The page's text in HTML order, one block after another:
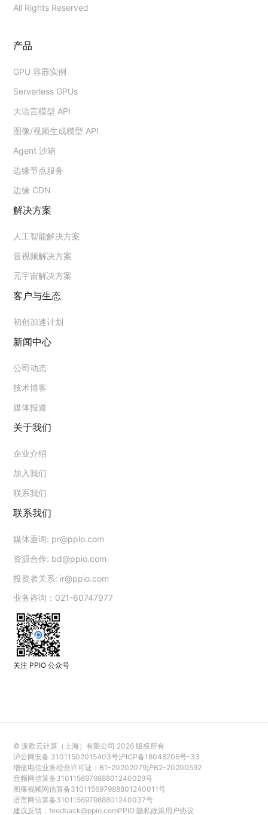
All Rights Reserved
产品
GPU 容器实例
Serverless GPUs
大语言模型 API
图像/视频生成模型 API
Agent 沙箱
边缘节点服务
边缘 CDN
解决方案
人工智能解决方案
音视频解决方案
元宇宙解决方案
客户与生态
初创加速计划
新闻中心
公司动态
技术博客
媒体报道
关于我们
企业介绍
加入我们
联系我们
联系我们
媒体垂询: pr@ppio.com
资源合作: bd@ppio.com
投资者关系: ir@ppio.com
业务咨询：021-60747977
关注 PPIO 公众号
© 派欧云计算（上海）有限公司 2026 版权所有
沪公网安备 31011502015403号沪ICP备18048206号-33
增值电信业务经营许可证：B1-20202079沪B2-20200592
音频网信算备310115697988801240029号
图像视频网信算备310115697988801240011号
语言网信算备310115697988801240037号
建议反馈：feedback@ppio.comPPIO 隐私政策用户协议